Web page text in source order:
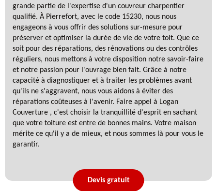
grande partie de l'expertise d'un couvreur charpentier
qualifié. À Pierrefort, avec le code 15230, nous nous
engageons à vous offrir des solutions sur-mesure pour
préserver et optimiser la durée de vie de votre toit. Que ce
soit pour des réparations, des rénovations ou des contrôles
réguliers, nous mettons à votre disposition notre savoir-faire
et notre passion pour l'ouvrage bien fait. Grâce à notre
capacité à diagnostiquer et à traiter les problèmes avant
qu'ils ne s'aggravent, nous vous aidons à éviter des
réparations coûteuses à l'avenir. Faire appel à Logan
Couverture , c'est choisir la tranquillité d'esprit en sachant
que votre toiture est entre de bonnes mains. Votre maison
mérite ce qu'il y a de mieux, et nous sommes là pour vous le
garantir.
Devis gratuit